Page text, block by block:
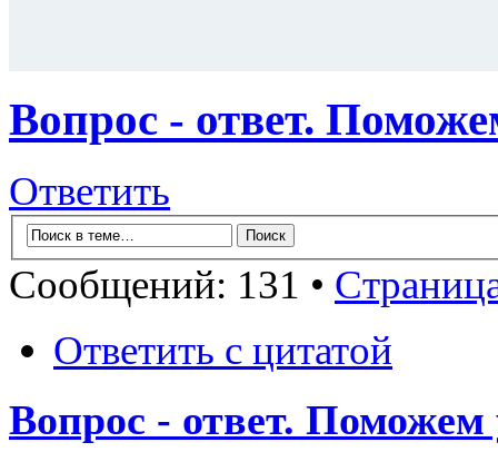
Вопрос - ответ.
Ответить
Сообщений: 131 •
Ответить с цитатой
Вопрос - ответ.